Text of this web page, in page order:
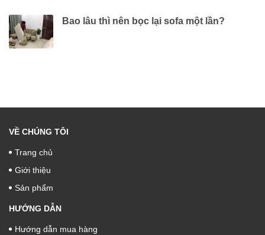
Bao lâu thì nên bọc lại sofa một lần?
VỀ CHÚNG TÔI
Trang chủ
Giới thiệu
Sản phẩm
HƯỚNG DẪN
Hướng dẫn mua hàng